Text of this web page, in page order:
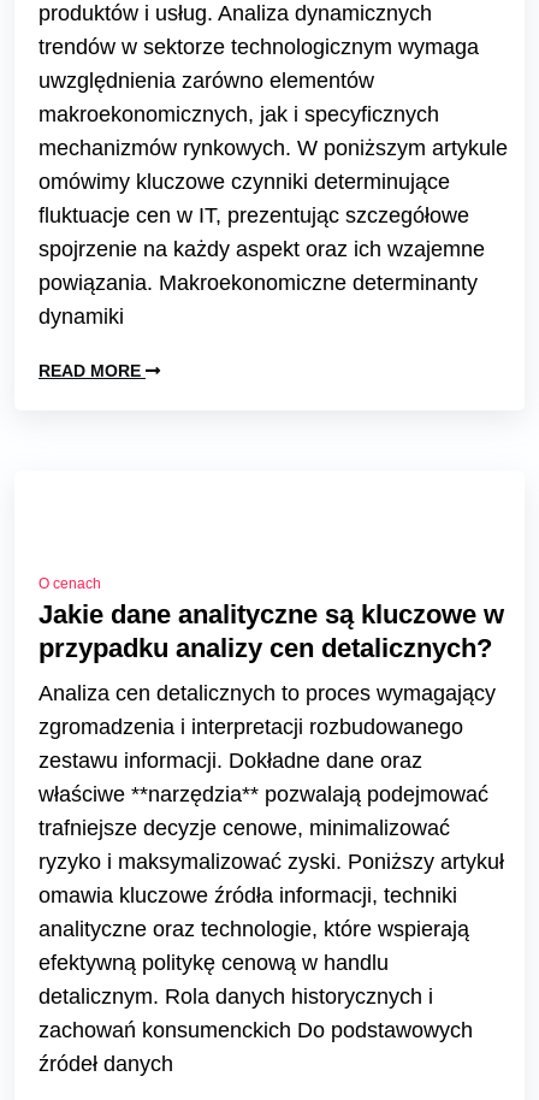
produktów i usług. Analiza dynamicznych
trendów w sektorze technologicznym wymaga
uwzględnienia zarówno elementów
makroekonomicznych, jak i specyficznych
mechanizmów rynkowych. W poniższym artykule
omówimy kluczowe czynniki determinujące
fluktuacje cen w IT, prezentując szczegółowe
spojrzenie na każdy aspekt oraz ich wzajemne
powiązania. Makroekonomiczne determinanty
dynamiki
READ MORE
O cenach
Jakie dane analityczne są kluczowe w
przypadku analizy cen detalicznych?
Analiza cen detalicznych to proces wymagający
zgromadzenia i interpretacji rozbudowanego
zestawu informacji. Dokładne dane oraz
właściwe **narzędzia** pozwalają podejmować
trafniejsze decyzje cenowe, minimalizować
ryzyko i maksymalizować zyski. Poniższy artykuł
omawia kluczowe źródła informacji, techniki
analityczne oraz technologie, które wspierają
efektywną politykę cenową w handlu
detalicznym. Rola danych historycznych i
zachowań konsumenckich Do podstawowych
źródeł danych